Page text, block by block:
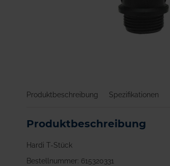
der
springen
Produktbeschreibung Spezifikationen
Produktbeschreibung
Hardi T-Stück
Bestellnummer: 615320331